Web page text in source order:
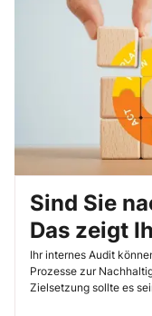
Sind Sie
Das zeigt
Ihr internes Audit
Prozesse zur
Zielsetzung sollte es